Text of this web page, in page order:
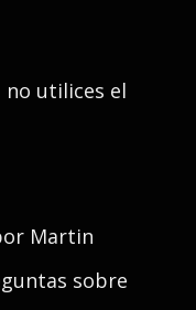
no utilices el
Martin
sobre